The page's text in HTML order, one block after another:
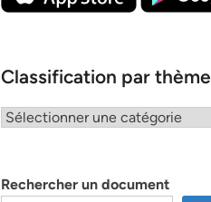
Classification par thème
Classification
Rechercher un document